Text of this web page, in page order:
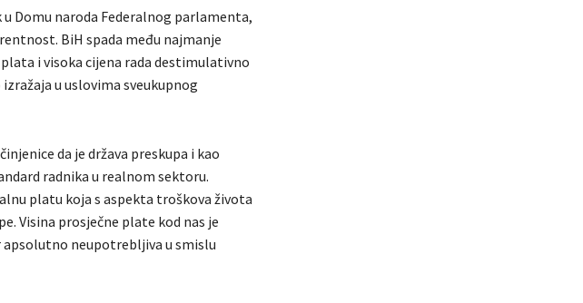
Domu naroda Federalnog parlamenta,
BiH spada među najmanje
i visoka cijena rada destimulativno
u uslovima sveukupnog
da je država preskupa i kao
radnika u realnom sektoru.
platu koja s aspekta troškova života
Visina prosječne plate kod nas je
neupotrebljiva u smislu